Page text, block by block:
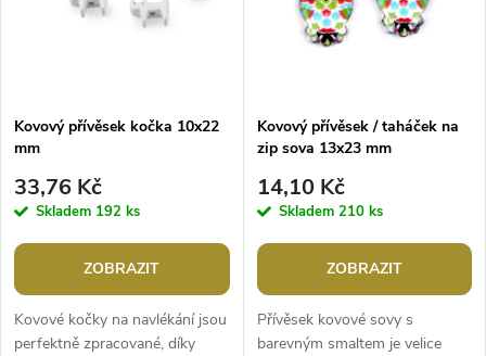
Kovový přívěsek kočka 10x22
mm
33,76 Kč
Skladem 192 ks
ZOBRAZIT
Kovové kočky na navlékání jsou
perfektně zpracované, díky
Kovový přívěsek / taháček na
zip sova 13x23 mm
14,10 Kč
Skladem 210 ks
ZOBRAZIT
Přívěsek kovové sovy s
barevným smaltem je velice